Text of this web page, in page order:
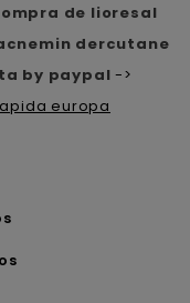
de lioresal
dercutane
by paypal ->
europa